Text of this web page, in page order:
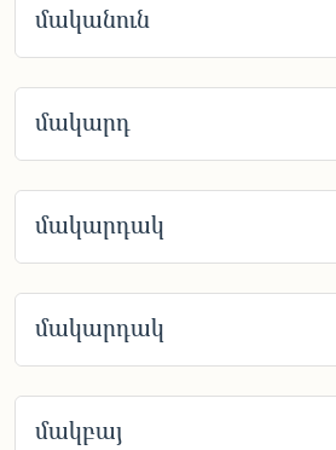
մականուն
մակարդ
մակարդակ
մակարդակ
մակբայ